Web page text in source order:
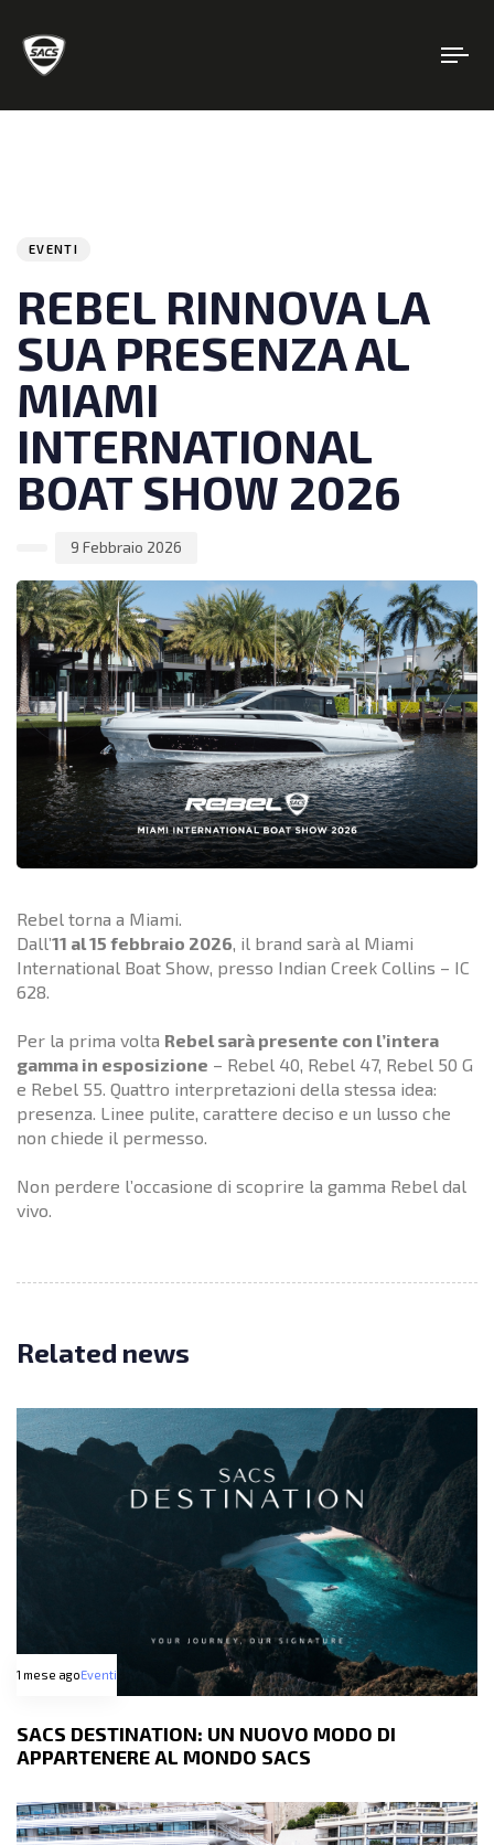
EVENTI
REBEL RINNOVA LA
SUA PRESENZA AL
MIAMI
INTERNATIONAL
BOAT SHOW 2026
9 Febbraio 2026
Rebel torna a Miami.
Dall’11 al 15 febbraio 2026, il brand sarà al Miami
International Boat Show, presso Indian Creek Collins – IC
628.
Per la prima volta Rebel sarà presente con l’intera
gamma in esposizione – Rebel 40, Rebel 47, Rebel 50 G
e Rebel 55. Quattro interpretazioni della stessa idea:
presenza. Linee pulite, carattere deciso e un lusso che
non chiede il permesso.
Non perdere l’occasione di scoprire la gamma Rebel dal
vivo.
Related news
1 mese agoEventi
SACS DESTINATION: UN NUOVO MODO DI
APPARTENERE AL MONDO SACS